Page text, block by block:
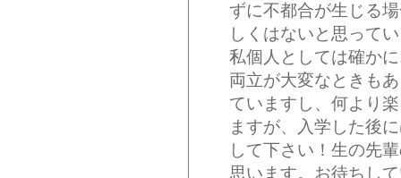
ずに不都合が生じる
しくはないと思って
私個人としては確か
両立が大変なときも
ていますし、何より
ますが、入学した後
して下さい！生の先
思います。お待ちし